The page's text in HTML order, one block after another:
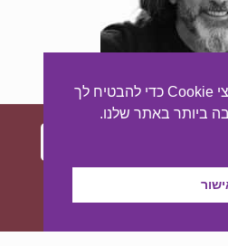
מאסטר סייט - יצירת נוכחות
אתר זה משתמש בקובצי Cookie כדי להבטיח לך
ביותר באתר שלנו.